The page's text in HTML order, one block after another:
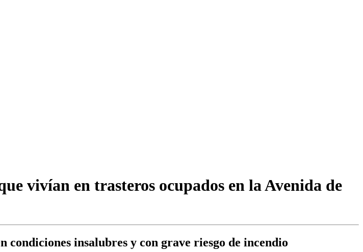
vivían en trasteros ocupados en la Avenida de
insalubres y con grave riesgo de incendio